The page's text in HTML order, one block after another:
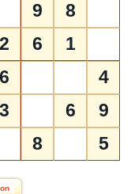
9
8
2 6
1
6
4
3 6
9
8 5